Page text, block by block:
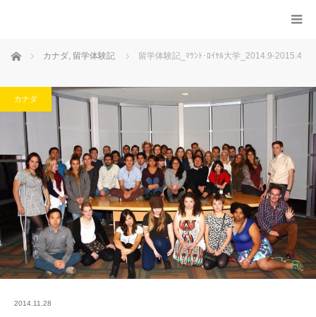
ホーム カナダ, 留学体験記 留学体験記_ﾏｳﾝﾄ･ﾛｲﾔﾙ大学_2014.9-2015.4
カナダ
2014.11.28